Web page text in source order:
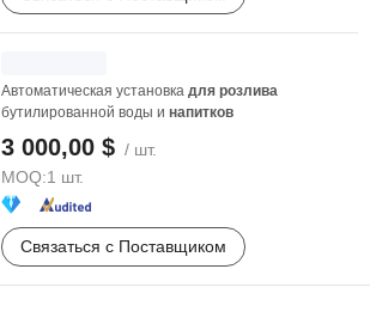
Автоматическая установка для розлива
бутилированной воды и напитков
3 000,00 $ / шт.
MOQ:1 шт.
Связаться с Поставщиком